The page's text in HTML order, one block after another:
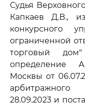
Судья
Капкаев Д.В.,
конкурсного
ограниченной
торговый
определение
Москвы от
28.09.2023 и